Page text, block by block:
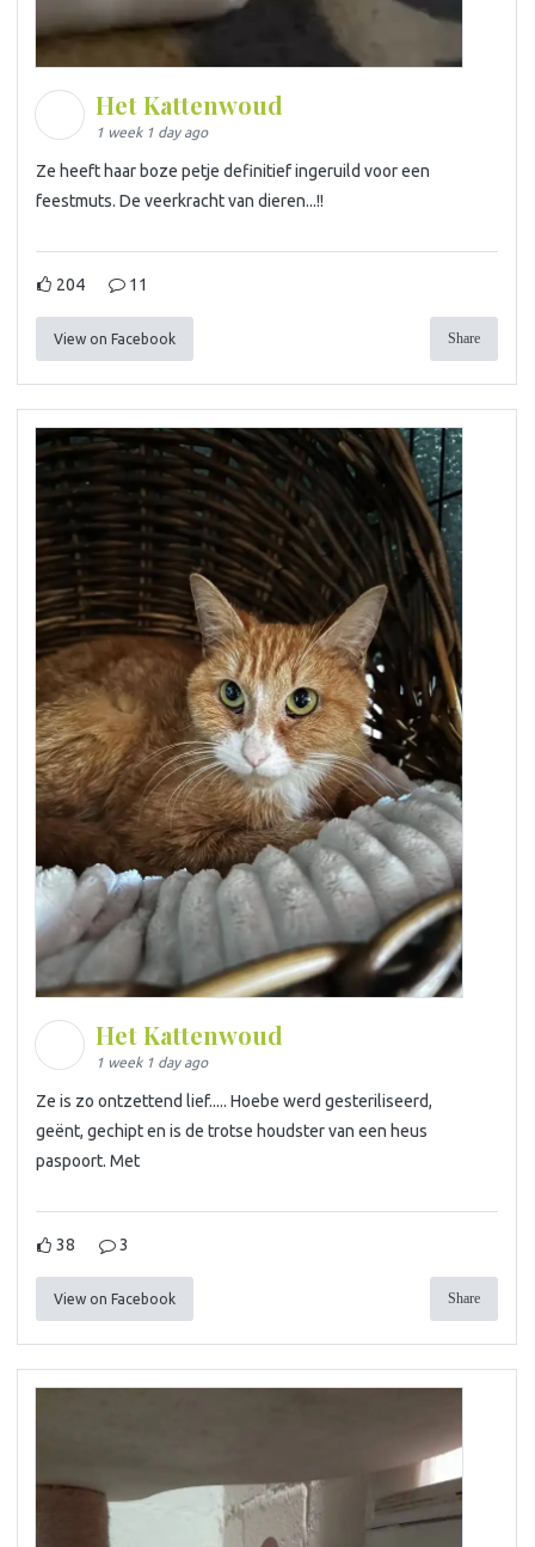
Het Kattenwoud
1 week 1 day ago
Ze heeft haar boze petje definitief ingeruild voor een
feestmuts. De veerkracht van dieren...!!
204 11
View on Facebook Share
Het Kattenwoud
1 week 1 day ago
Ze is zo ontzettend lief..... Hoebe werd gesteriliseerd,
geënt, gechipt en is de trotse houdster van een heus
paspoort. Met
38 3
View on Facebook Share